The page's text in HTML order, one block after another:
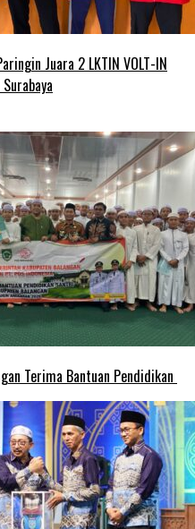
Juara 2 LKTIN VOLT-IN
Terima Bantuan Pendidikan